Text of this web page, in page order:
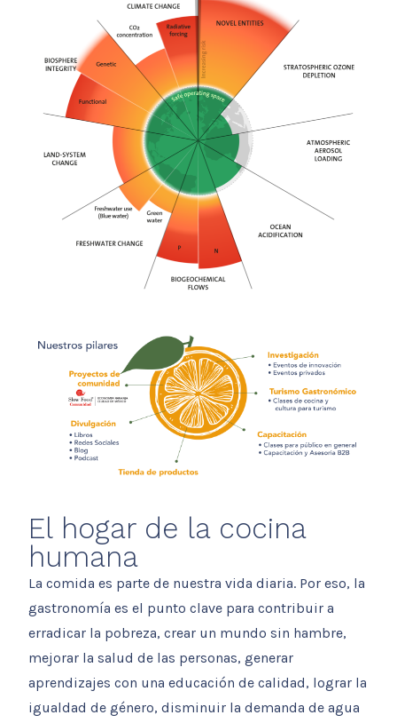
El hogar de la cocina
humana
La comida es parte de nuestra vida diaria. Por eso, la
gastronomía es el punto clave para contribuir a
erradicar la pobreza, crear un mundo sin hambre,
mejorar la salud de las personas, generar
aprendizajes con una educación de calidad, lograr la
igualdad de género, disminuir la demanda de agua